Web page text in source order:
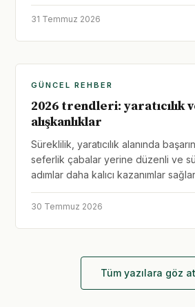
31 Temmuz 2026
GÜNCEL REHBER
2026 trendleri: yaratıcılık
alışkanlıklar
Süreklilik, yaratıcılık alanında
seferlik çabalar yerine düzenli ve
adımlar daha kalıcı kazanımlar
30 Temmuz 2026
Tüm yazılara göz